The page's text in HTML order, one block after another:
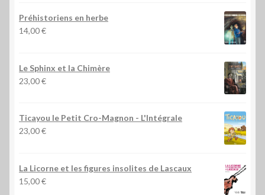
Préhistoriens en herbe
14,00€
Le Sphinx et la Chimère
23,00€
Ticayou le Petit Cro-Magnon - L'Intégrale
23,00€
La Licorne et les figures insolites de Lascaux
15,00€